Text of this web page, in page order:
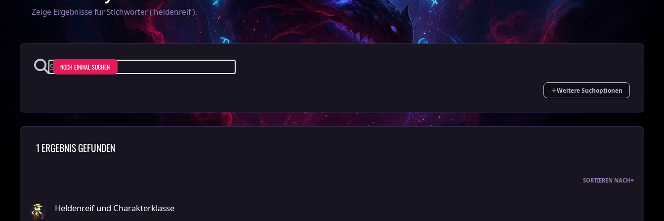
Zeige Ergebnisse für Stichwörter ('heldenreif').
NOCH EINMAL SUCHEN
Weitere Suchoptionen
1 ERGEBNIS GEFUNDEN
SORTIEREN NACH
Heldenreif und Charakterklasse